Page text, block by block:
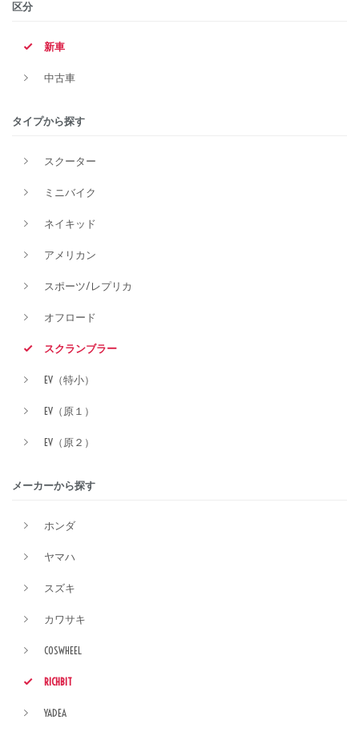
区分
新車
中古車
タイプから探す
スクーター
ミニバイク
ネイキッド
アメリカン
スポーツ/レプリカ
オフロード
スクランブラー
EV（特小）
EV（原１）
EV（原２）
メーカーから探す
ホンダ
ヤマハ
スズキ
カワサキ
COSWHEEL
RICHBIT
YADEA
排気量
価格